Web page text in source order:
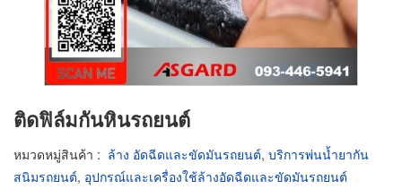
ติดฟิล์มกันหินรถยนต์
หมวดหมู่สินค้า : ล้าง อัดฉีดและขัดมันรถยนต์, บริการพ่นน้ำยากัน
สนิมรถยนต์, อุปกรณ์และเครื่องใช้ล้างอัดฉีดและขัดมันรถยนต์